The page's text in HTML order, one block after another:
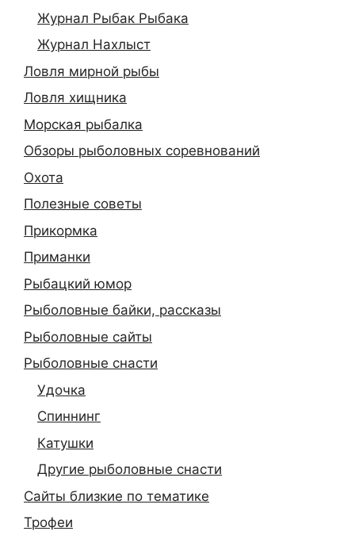
Журнал Рыбак Рыбака
Журнал Нахлыст
Ловля мирной рыбы
Ловля хищника
Морская рыбалка
Обзоры рыболовных соревнований
Охота
Полезные советы
Прикормка
Приманки
Рыбацкий юмор
Рыболовные байки, рассказы
Рыболовные сайты
Рыболовные снасти
Удочка
Спиннинг
Катушки
Другие рыболовные снасти
Сайты близкие по тематике
Трофеи